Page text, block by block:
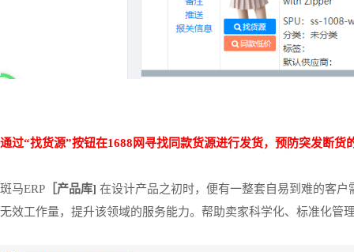
通过“找货源”按钮在1688网寻找同款货源进行发货，预防突发断
斑马ERP ［产品库] 在设计产品之初时，便有一整套自易到难的客
无效工作量，提升该领域的服务能力。帮助卖家科学化、标准化管